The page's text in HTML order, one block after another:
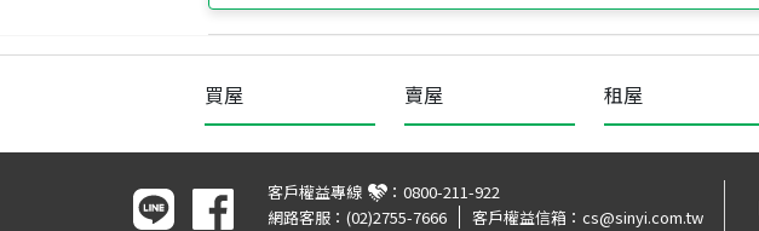
買屋 賣屋 租屋
客戶權益專線 ： 0800-211-922
網路客服： (02)2755-7666 客戶權益信箱： cs@sinyi.com.tw